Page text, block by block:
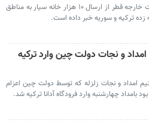
وزارت خارجه قطر از ارسال ۱۰ هزار خانه سیار به مناطق
زده ترکیه و سوریه خبر داده است.
امداد و نجات دولت چین وارد ترکیه
امداد و نجات زلزله که توسط دولت چین اعزام
بامداد چهارشنبه وارد فرودگاه آدانا ترکیه شد.